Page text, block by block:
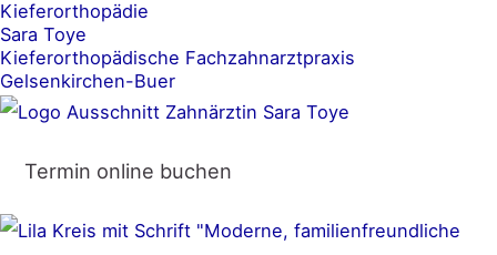
Zum
Inhalt
springen
Kieferorthopädie
Sara Toye
Kieferorthopädische Fachzahnarztpraxis
Gelsenkirchen-Buer
Termin online buchen